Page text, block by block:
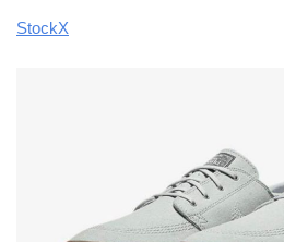
StockX